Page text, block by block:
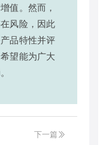
值。然而，
风险，因此
品特性并评
望能为广大
下一篇